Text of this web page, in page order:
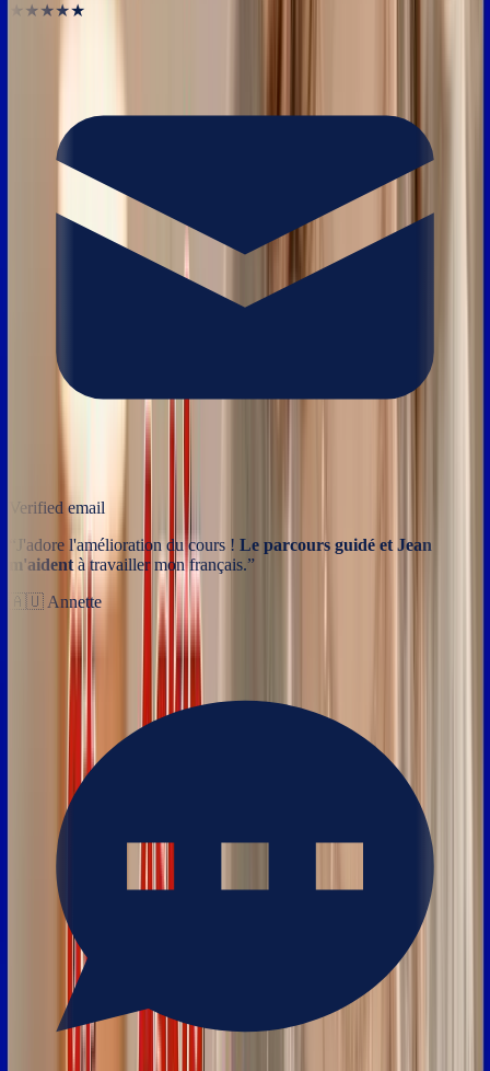
★★★★★
Verified email
J'adore l'amélioration du cours ! Le parcours guidé et Jean
m'aident à travailler mon français.”
🇦🇺 Annette